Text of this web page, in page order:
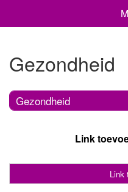
Gezondheid
Gezondheid
Link
Link